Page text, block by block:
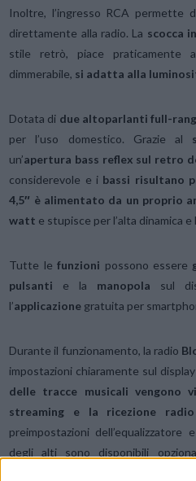
Inoltre, l’ingresso RCA permette
direttamente alla radio. La scocca
stile retrò, piace
dimmerabile, si adatta alla
Dotata di due altoparlanti full-
per l’uso domestico. Grazie al
un’apertura bass reflex sul retro
considerevole e i bassi risultano
4,5″ è alimentato da un proprio
watt e stupisce per l’alta dinamica
Tutte lefunzioni possono essere
pulsanti e la manopola sul
l’applicazione gratuita per
Durante il funzionamento, la radio
impostazioni chiaramente sul
delle tracce musicali vengono
streaming e la ricezione
preimpostazioni
degli alti sono disponibili